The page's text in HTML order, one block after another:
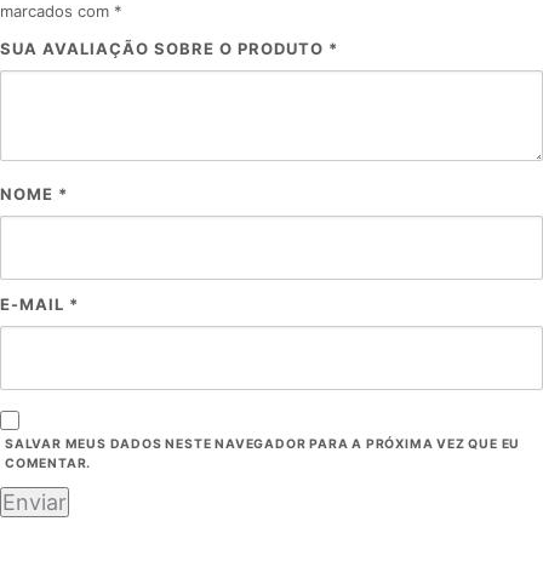
marcados com *
SUA AVALIAÇÃO SOBRE O PRODUTO *
NOME *
E-MAIL *
SALVAR MEUS DADOS NESTE NAVEGADOR PARA A PRÓXIMA VEZ QUE EU
COMENTAR.